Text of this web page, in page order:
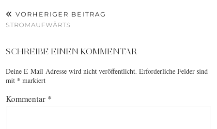
VORHERIGER BEITRAG
STROMAUFWÄRTS
SCHREIBE EINEN KOMMENTAR
Deine E-Mail-Adresse wird nicht veröffentlicht. Erforderliche Felder sind
mit * markiert
Kommentar *